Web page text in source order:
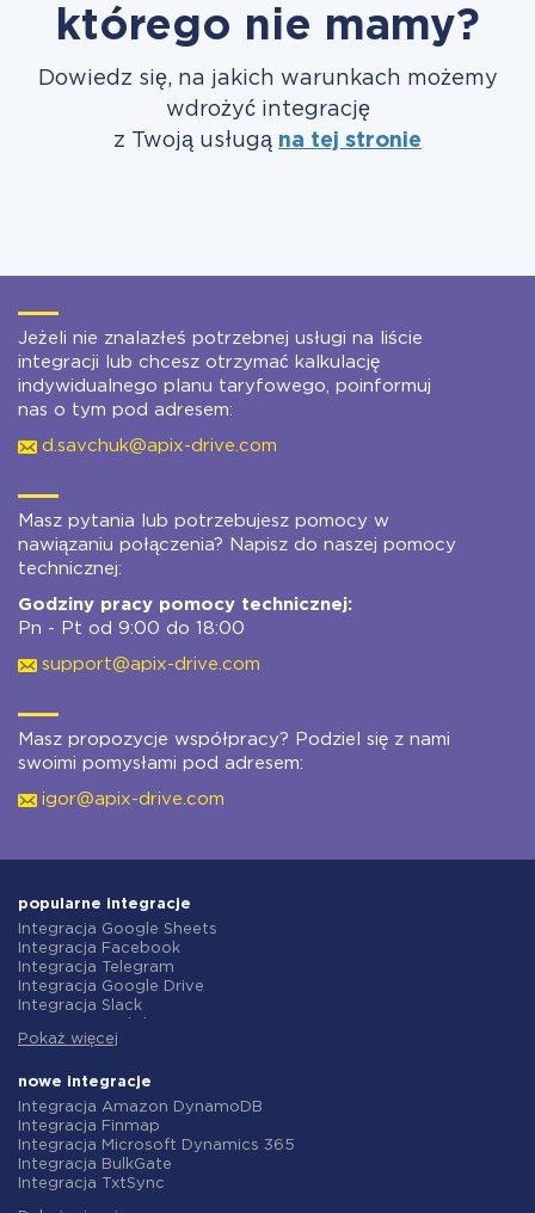
którego nie mamy?
Dowiedz się, na jakich warunkach możemy
wdrożyć integrację
z Twoją usługą na tej stronie
Jeżeli nie znalazłeś potrzebnej usługi na liście
integracji lub chcesz otrzymać kalkulację
indywidualnego planu taryfowego, poinformuj
nas o tym pod adresem:
d.savchuk@apix-drive.com
Masz pytania lub potrzebujesz pomocy w
nawiązaniu połączenia? Napisz do naszej pomocy
technicznej:
Godziny pracy pomocy technicznej:
Pn - Pt od 9:00 do 18:00
support@apix-drive.com
Masz propozycje współpracy? Podziel się z nami
swoimi pomysłami pod adresem:
igor@apix-drive.com
popularne integracje
Integracja Google Sheets
Integracja Facebook
Integracja Telegram
Integracja Google Drive
Integracja Slack
Integracja Gmail
Integracja ClickUp
Integracja Airtable
Integracja Google Contacts
Integracja OpenAI (ChatGPT)
Integracja Instagram
Integracja ActiveCampaign
Pokaż więcej
nowe integracje
Integracja Amazon DynamoDB
Integracja Finmap
Integracja Microsoft Dynamics 365
Integracja BulkGate
Integracja TxtSync